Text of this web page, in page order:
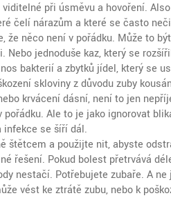
při úsměvu a hovoření.
čelí nárazům a které se často
něco není v pořádku. Může to
jednoduše kaz, který se
bakterií a zbytků jídel, který se
skloviny z důvodu zuby
krvácení dásní, není to jen
Ale to je jako ignorovat
infekce se šíří dál.
štětcem a použijte nit, abyste
řešení. Pokud bolest přetrvává
nestačí. Potřebujete zubaře. A ne
vést ke ztrátě zubu, nebo k